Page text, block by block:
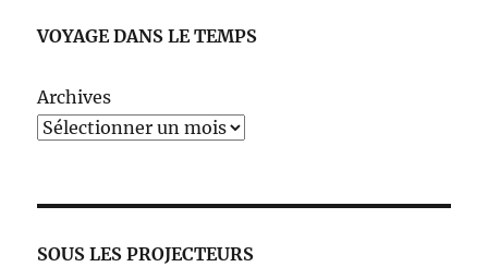
VOYAGE DANS LE TEMPS
Archives
SOUS LES PROJECTEURS